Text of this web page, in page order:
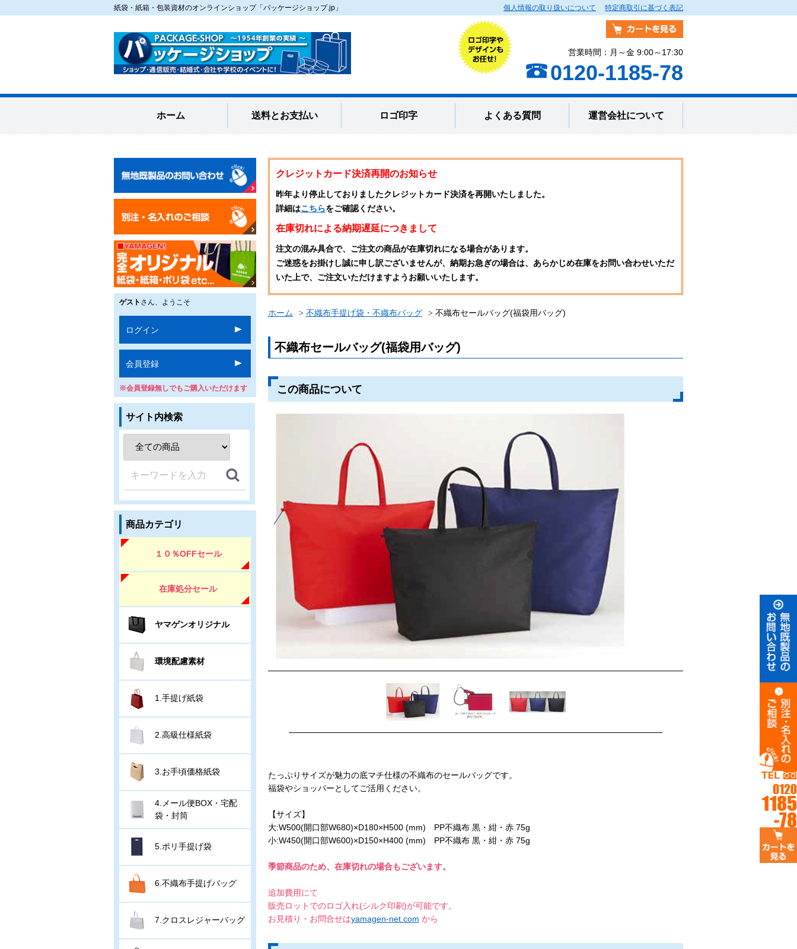
紙袋・紙箱・包装資材のオンラインショップ「パッケージショップ.jp」 特定商取引に基づく表記
個人情報の取り扱いについて
営業時間：月～金 9:00～17:30
0120-1185-78
ホーム 送料とお支払い ロゴ印字 よくある質問 運営会社について
クレジットカード決済再開のお知らせ
昨年より停止しておりましたクレジットカード決済を再開いたしました。
詳細はこちらをご確認ください。
在庫切れによる納期遅延につきまして
注文の混み具合で、ご注文の商品が在庫切れになる場合があります。
ご迷惑をお掛けし誠に申し訳ございませんが、納期お急ぎの場合は、あらかじめ在庫をお問い合わせいただ
いた上で、ご注文いただけますようお願いいたします。
ホーム 不織布手提げ袋・不織布バッグ 不織布セールバッグ(福袋用バッグ)
不織布セールバッグ(福袋用バッグ)
この商品について
たっぷりサイズが魅力の底マチ仕様の不織布のセールバッグです。
福袋やショッパーとしてご活用ください。
【サイズ】
大:W500(開口部W680)×D180×H500 (mm) PP不織布 黒・紺・赤 75g
小:W450(開口部W600)×D150×H400 (mm) PP不織布 黒・紺・赤 75g
季節商品のため、在庫切れの場合もございます。
追加費用にて
販売ロットでのロゴ入れ(シルク印刷)が可能です。
お見積り・お問合せはyamagen-net.com から
ゲスト さん、ようこそ
ログイン
会員登録
※会員登録無しでもご購入いただけます
サイト内検索
商品カテゴリ
１０％OFFセール
在庫処分セール
ヤマゲンオリジナル
環境配慮素材
1.手提げ紙袋
2.高級仕様紙袋
3.お手頃価格紙袋
4.メール便BOX・宅配
袋・封筒
5.ポリ手提げ袋
6.不織布手提げバッグ
7.クロスレジャーバッグ